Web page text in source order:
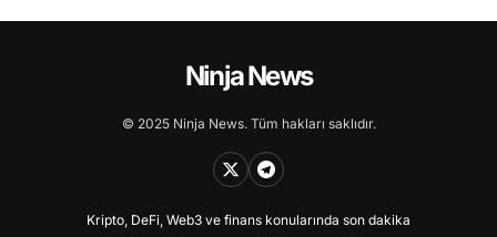
Ninja News
© 2025 Ninja News. Tüm hakları saklıdır.
Kripto, DeFi, Web3 ve finans konularında son dakika